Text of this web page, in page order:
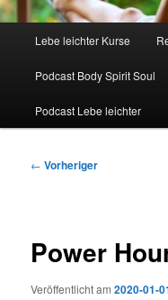
Lebe leichter Kurse
Podcast Body Spirit Soul
Podcast Lebe leichter
Beitragsnavigation
← Vorheriger
Power
Veröffentlicht am2020-01-